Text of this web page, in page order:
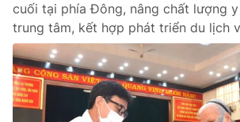
cuối tại phía Đông, nâng chất lượng
trung tâm, kết hợp phát triển du lịch